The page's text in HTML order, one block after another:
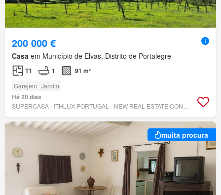
200 000 €
Casa em Município de Elvas, Distrito de Portalegre
T1 1 91 m²
Garajem Jardim
Há 20 dias
muita procura